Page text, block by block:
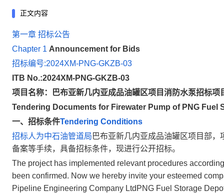
正文内容
第一章 招标公告
Chapter 1 Announcement for Bids
招标编号:2024XM-PNG-GKZB-03
ITB No.:2024XM-PNG-GKZB-03
项目名称：
巴布亚新几内亚成品油罐区项目消防水泵招标项
Tendering Documents for Firewater Pump of PNG Fuel
一、招标条件Tendering Conditions
招标人为中石油管道局 巴布亚新几内亚成品油罐区项目部
备案等手续，具备招标条件，现进行公开招标。
The project has implemented relevant procedures
been confirmed. Now we hereby invite your esteemed
Pipeline Engineering Company LtdPNG Fuel Storage